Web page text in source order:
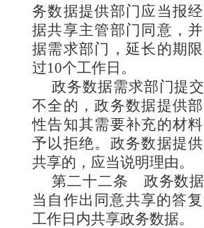
务数据提供部门应当报
据共享主管部门同意，
据需求部门，延长的期
过10个工作日。
政务数据需求部门提
不全的，政务数据提供
性告知其需要补充的材
予以拒绝。政务数据提
共享的，应当说明理由。
第二十二条 政务数
当自作出同意共享的答
工作日内共享政务数据。